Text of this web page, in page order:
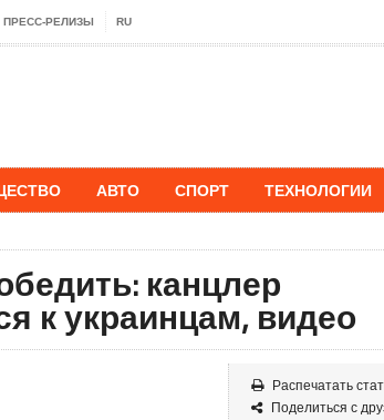
ПРЕСС-РЕЛИЗЫ RU
АВТО СПОРТ ТЕХНОЛОГИИ
канцлер
к украинцам, видео
Распечатать
Поделиться с